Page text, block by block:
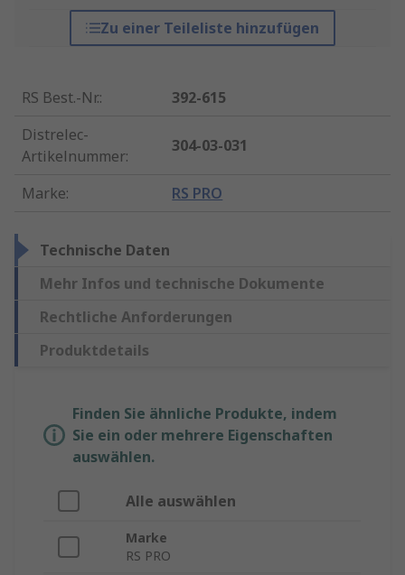
Zu einer Teileliste hinzufügen
RS Best.-Nr.:
392-615
Distrelec-
Artikelnummer:
304-03-031
Marke: RS PRO
Technische Daten
Mehr Infos und technische Dokumente
Rechtliche Anforderungen
Produktdetails
Finden Sie ähnliche Produkte, indem
Sie ein oder mehrere Eigenschaften
auswählen.
Alle auswählen
Marke
RS PRO